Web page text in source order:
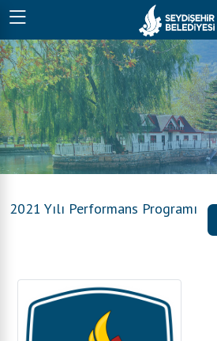
2021 Yılı Performans Programı